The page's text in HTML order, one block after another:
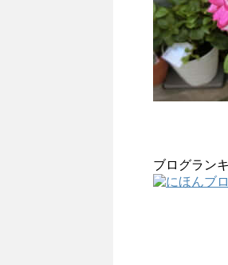
ブログラン